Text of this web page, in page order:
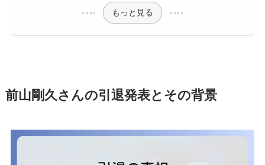
もっと見る
前山剛久さんの引退発表とその背景